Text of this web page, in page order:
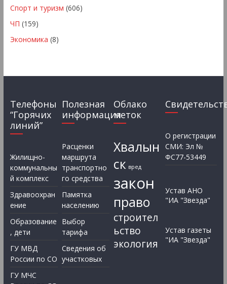
Спорт и туризм (606)
ЧП (159)
Экономика (8)
Телефоны
“Горячих
линий”
Жилищно-
коммунальны
й комплекс
Здравоохран
ение
Образование
, дети
ГУ МВД
России по СО
ГУ МЧС
Полезная
информация
Расценки
маршрута
транспортно
го средства
Памятка
населению
Выбор
тарифа
Сведения об
участковых
Облако
меток
Хвалын
ск вред
закон
право
строител
ьство
экология
О регистрации
СМИ: Эл №
ФС77-53449
Устав АНО
"ИА "Звезда"
Устав газеты
"ИА "Звезда"